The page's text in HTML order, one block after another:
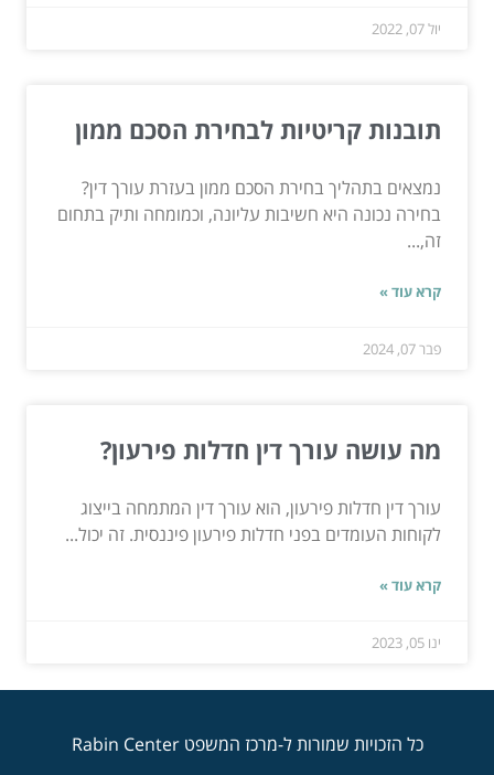
יול 07, 2022
תובנות קריטיות לבחירת הסכם ממון
נמצאים בתהליך בחירת הסכם ממון בעזרת עורך דין?
בחירה נכונה היא חשיבות עליונה, וכמומחה ותיק בתחום
זה,...
קרא עוד »
פבר 07, 2024
מה עושה עורך דין חדלות פירעון?
עורך דין חדלות פירעון, הוא עורך דין המתמחה בייצוג
לקוחות העומדים בפני חדלות פירעון פיננסית. זה יכול...
קרא עוד »
ינו 05, 2023
כל הזכויות שמורות ל-מרכז המשפט Rabin Center